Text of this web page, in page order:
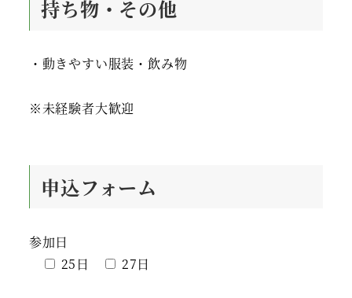
持ち物・その他
・動きやすい服装・飲み物
※未経験者大歓迎
申込フォーム
参加日
25日
27日